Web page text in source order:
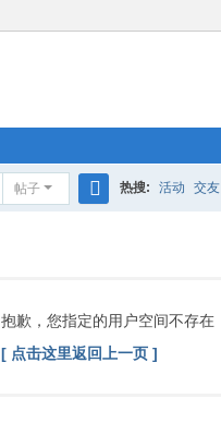
帖子 热搜: 活动 交友
抱歉，您指定的用户空间不存在
[ 点击这里返回上一页 ]